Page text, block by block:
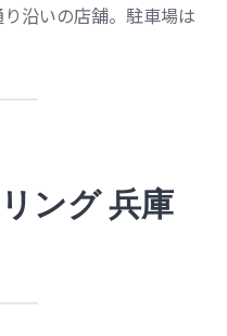
沿いの店舗。駐車場は
ング 兵庫